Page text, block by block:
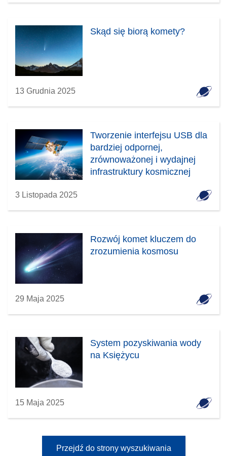
Skąd się biorą komety?
13 Grudnia 2025
Tworzenie interfejsu USB dla
bardziej odpornej,
zrównoważonej i wydajnej
infrastruktury kosmicznej
3 Listopada 2025
Rozwój komet kluczem do
zrozumienia kosmosu
29 Maja 2025
System pozyskiwania wody
na Księżycu
15 Maja 2025
Przejdź do strony wyszukiwania